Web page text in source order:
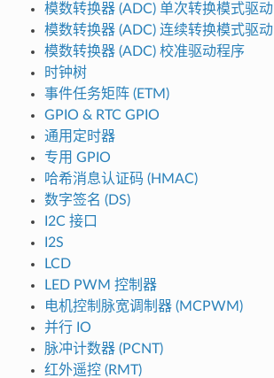
模数转换器 (ADC) 单次转换模式驱动
模数转换器 (ADC) 连续转换模式驱动
模数转换器 (ADC) 校准驱动程序
时钟树
事件任务矩阵 (ETM)
GPIO & RTC GPIO
通用定时器
专用 GPIO
哈希消息认证码 (HMAC)
数字签名 (DS)
I2C 接口
I2S
LCD
LED PWM 控制器
电机控制脉宽调制器 (MCPWM)
并行 IO
脉冲计数器 (PCNT)
红外遥控 (RMT)